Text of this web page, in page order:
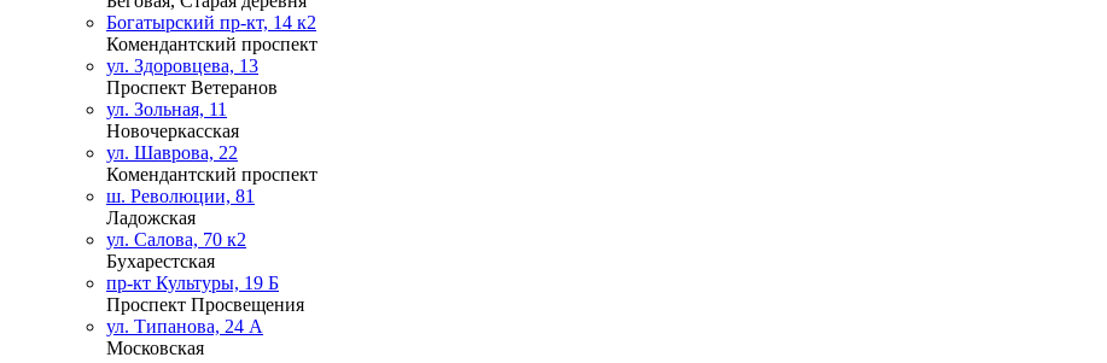
Богатырский пр-кт, 14 к2
Комендантский проспект
ул. Здоровцева, 13
Проспект Ветеранов
ул. Зольная, 11
Новочеркасская
ул. Шаврова, 22
Комендантский проспект
ш. Революции, 81
Ладожская
ул. Салова, 70 к2
Бухарестская
пр-кт Культуры, 19 Б
Проспект Просвещения
ул. Типанова, 24 А
Московская